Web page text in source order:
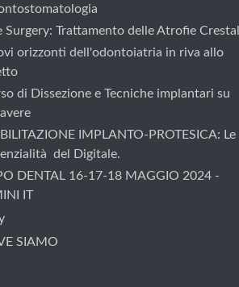
Surgery: Trattamento delle Atrofie
orizzonti dell'odontoiatria in riva allo
di Dissezione e Tecniche implantari su
IMPLANTO-PROTESICA: Le
del Digitale.
DENTAL 16-17-18 MAGGIO 2024 -
IT
SIAMO